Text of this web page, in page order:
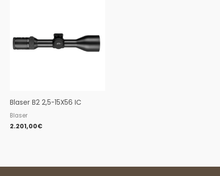
Blaser B2 2,5-15X56 IC
Blaser
2.201,00€